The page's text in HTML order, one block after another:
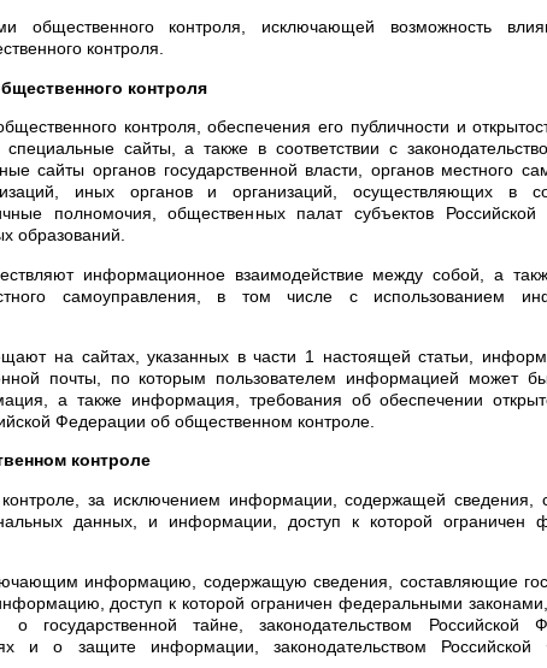
общественного контроля, исключающей возможность
контроля.
контроля
контроля, обеспечения его публичности и
сайты, а также в соответствии с
сайты органов государственной власти, органов местного
иных органов и организаций, осуществляющих в
полномочия, общественных палат субъектов
образований.
информационное взаимодействие между собой, а
самоуправления, в том числе с использованием
на сайтах, указанных в части 1 настоящей статьи,
почты, по которым пользователем информацией может
а также информация, требования об обеспечении
Федерации об общественном контроле.
контроле
за исключением информации, содержащей сведения,
данных, и информации, доступ к которой ограничен
информацию, содержащую сведения, составляющие
доступ к которой ограничен федеральными законами,
о государственной тайне, законодательством Российской
и о защите информации, законодательством